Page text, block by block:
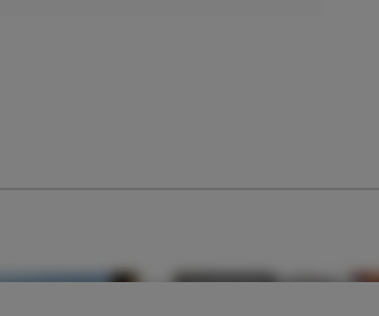
Volver arriba